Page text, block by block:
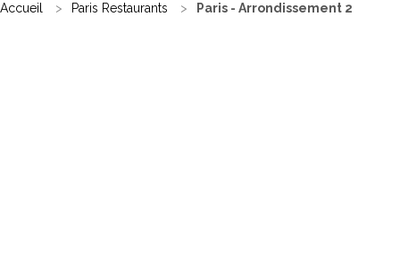
Accueil Paris Restaurants Paris - Arrondissement 2